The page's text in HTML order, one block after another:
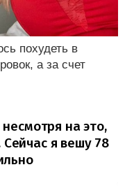
похудеть в
а за счет
на это,
я вешу 78